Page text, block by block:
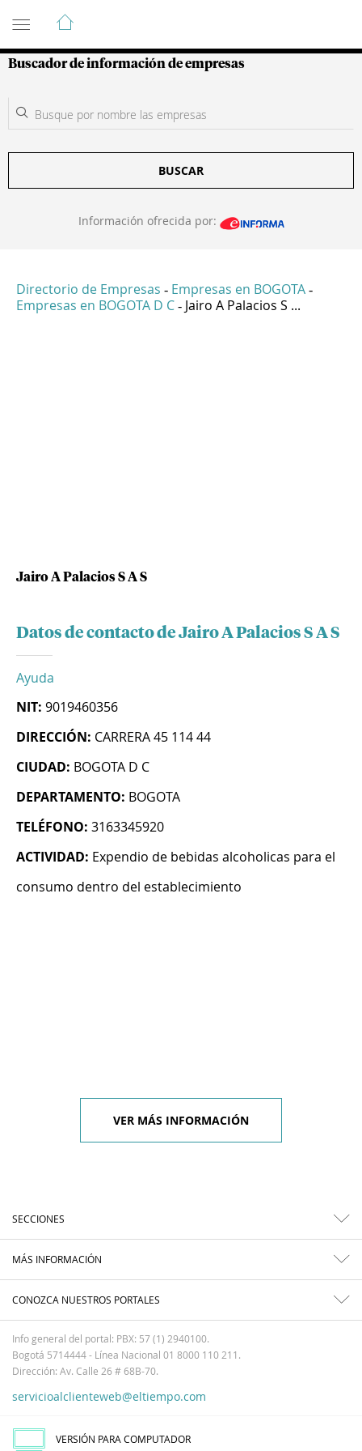
Guía de Empresas Colombianas
Buscador de información de empresas
BUSCAR
Información ofrecida por:
Directorio de Empresas - Empresas en BOGOTA -
Empresas en BOGOTA D C - Jairo A Palacios S ...
Jairo A Palacios S A S
Datos de contacto de Jairo A Palacios S A S
Ayuda
NIT: 9019460356
DIRECCIÓN: CARRERA 45 114 44
CIUDAD: BOGOTA D C
DEPARTAMENTO: BOGOTA
TELÉFONO: 3163345920
ACTIVIDAD: Expendio de bebidas alcoholicas para el
consumo dentro del establecimiento
VER MÁS INFORMACIÓN
SECCIONES
MÁS INFORMACIÓN
CONOZCA NUESTROS PORTALES
Info general del portal: PBX: 57 (1) 2940100.
Bogotá 5714444 - Línea Nacional 01 8000 110 211.
Dirección: Av. Calle 26 # 68B-70.
servicioalclienteweb@eltiempo.com
VERSIÓN PARA COMPUTADOR